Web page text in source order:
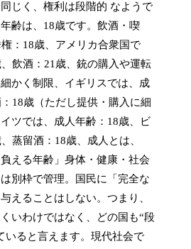
じく、権利は段階的 なようで
齢は、18歳です。飲酒・喫
：18歳、アメリカ合衆国で
飲酒：21歳、銃の購入や運転
かく制限、イギリスでは、成
18歳（ただし提供・購入に細
ツでは、成人年齢：18歳、ビ
蒸留酒：18歳、成人とは、
える年齢」身体・健康・社会
別枠で管理。国民に「完全な
えることはしない。つまり、
いわけではなく、どの国も“段
いると言えます。現代社会で